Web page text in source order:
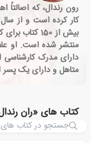
بیش از 150
منتشر شده است. او
دارای مدرک کارشناسی
متاهل و دارای یک پسر
کتاب های «ران